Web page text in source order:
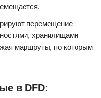
перемещение
хранилищами
маршруты, по которым
в DFD: